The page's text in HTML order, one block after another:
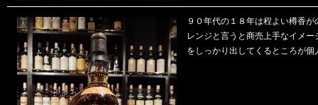
９０年代の１８年は程よい樽香
レンジと言うと商売上手なイメ
をしっかり出してくるところが